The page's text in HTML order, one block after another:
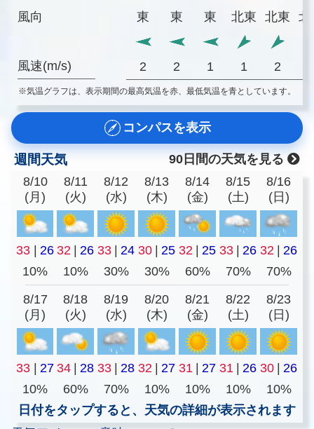
風向
風速(m/s)
東
東 東 北東 北東 北
2 2 1 1 2
※気温グラフは、表示期間の最高気温を赤、最低気温を青としています。
コンパスを表示
週間天気
90日間の天気を見る
8/10
(月)
8/11
(火)
8/12
(水)
8/13
(木)
8/14
(金)
8/15
(土)
8/16
(日)
33 | 26 32 | 26 33 | 24 30 | 25 32 | 25 33 | 26 32 | 26
10%
10% 30% 30% 60% 70% 70%
8/17
(月)
8/18
(火)
8/19
(水)
8/20
(木)
8/21
(金)
8/22
(土)
8/23
(日)
33 | 27 34 | 28 33 | 28 32 | 27 31 | 27 31 | 26 30 | 26
10%
60% 70% 10% 10% 10%
10%
日付をタップすると、天気の詳細が表示されます